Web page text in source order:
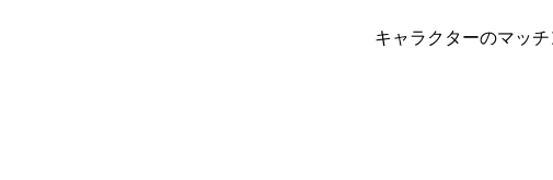
キャラクターのマッ